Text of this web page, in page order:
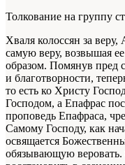
Толкование на группу
Хваля колоссян за
самую веру, возвышая
образом. Помянув пред
и благотворности,
то есть ко Христу
Господом, а Епафрас
проповедь Епафраса,
Самому Господу, как
освящается
обязывающую